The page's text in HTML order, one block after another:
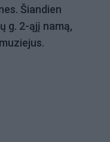
Šiandien
g. 2-ąjį namą,